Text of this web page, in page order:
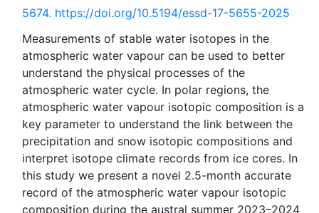
5674. https://doi.org/10.5194/essd-17-5655-2025
Measurements of stable water isotopes in the
atmospheric water vapour can be used to better
understand the physical processes of the
atmospheric water cycle. In polar regions, the
atmospheric water vapour isotopic composition is a
key parameter to understand the link between the
precipitation and snow isotopic compositions and
interpret isotope climate records from ice cores. In
this study we present a novel 2.5-month accurate
record of the atmospheric water vapour isotopic
composition during the austral summer 2023–2024